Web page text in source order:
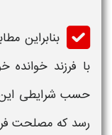
بنابراین
با فرزند خوانده
حسب شرایطی این
رسد که مصلحت